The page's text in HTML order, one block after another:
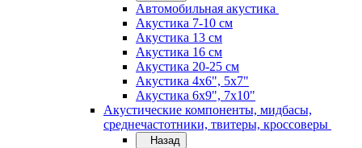
Автомобильная акустика
Акустика 7-10 см
Акустика 13 см
Акустика 16 см
Акустика 20-25 см
Акустика 4х6", 5х7"
Акустика 6х9", 7х10"
Акустические компоненты, мидбасы,
среднечастотники, твитеры, кроссоверы
Назад